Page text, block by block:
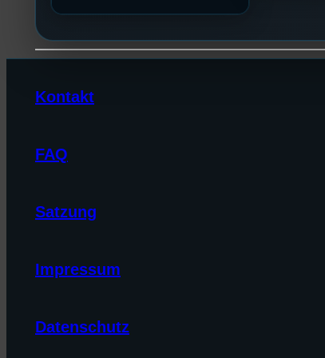
Kontakt
FAQ
Satzung
Impressum
Datenschutz